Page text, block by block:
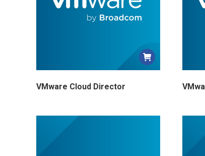
VMware Cloud Director